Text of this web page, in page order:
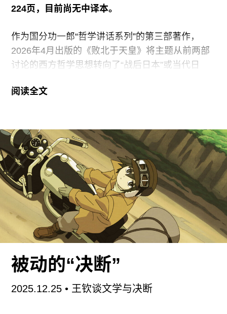
224页，目前尚无中译本。
作为国分功一郎“哲学讲话系列”的第三部著作，
2026年4月出版的《败北于天皇》将主题从前两部
讨论的西方哲学思想转向了“战后日本”或当代日
重要人物。不过，在学科领域的跨越背后，国分在
本历史中的可能性和限度。
甚至可以说，这个在国分过往的著作中借助许多现
代西方思想家得到讨论的议题，终于在这本书中通
过对“战后日本”的反思获得了前所未有的急迫性和
现实性。这么说是因为，《败北于天皇》的问题出
发点，其实是一个所有日本人都不得不承认的事
实：从第二次安倍内阁上台以来，一系列带有违宪
定秘密保护法》、2014年4月对于《武器输出三原
制，等等——甚至安倍政府（以及当下的日本政
阅读全文
被动的“决断”
2025.12.25• 王钦谈文学与决断